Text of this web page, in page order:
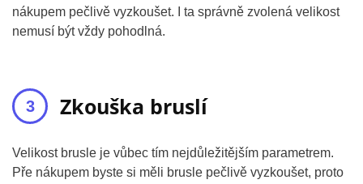
nákupem pečlivě vyzkoušet. I ta správně zvolená velikost
nemusí být vždy pohodlná.
Zkouška bruslí
Velikost brusle je vůbec tím nejdůležitějším parametrem.
Pře nákupem byste si měli brusle pečlivě vyzkoušet, proto